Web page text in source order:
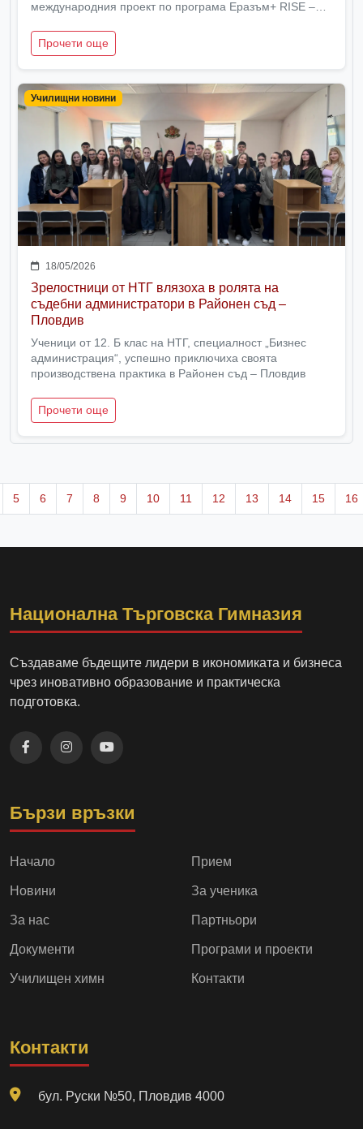
международния проект по програма Еразъм+ RISE –
себеутвърждаване.
Прочети още
Училищни новини
18/05/2026
Зрелостници от НТГ влязоха в ролята на
съдебни администратори в Районен съд –
Пловдив
Ученици от 12. Б клас на НТГ, специалност „Бизнес
администрация“, успешно приключиха своята
производствена практика в Районен съд – Пловдив
Прочети още
5 6 7 8 9 10 11 12 13 14 15 16
Национална Търговска Гимназия
Създаваме бъдещите лидери в икономиката и бизнеса
чрез иновативно образование и практическа
подготовка.
Бързи връзки
Начало
Новини
За нас
Документи
Училищен химн
Прием
За ученика
Партньори
Програми и проекти
Контакти
Контакти
бул. Руски №50, Пловдив 4000